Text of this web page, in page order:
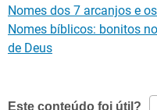
Nomes dos 7 arcanjos e
Nomes bíblicos: bonitos
de Deus
Este conteúdo foi útil?